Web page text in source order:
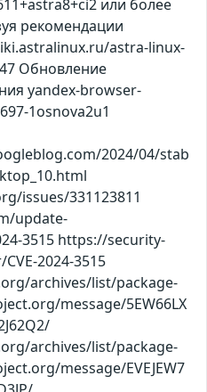
или более
рекомендации
astra-linux-
Обновление
yandex-browser-
1osnova2u1
2024/04/stab
issues/331123811
update-
3515 https://security-
2024-3515
archives/list/package-
message/5EW66LX
archives/list/package-
message/EVEJEW7